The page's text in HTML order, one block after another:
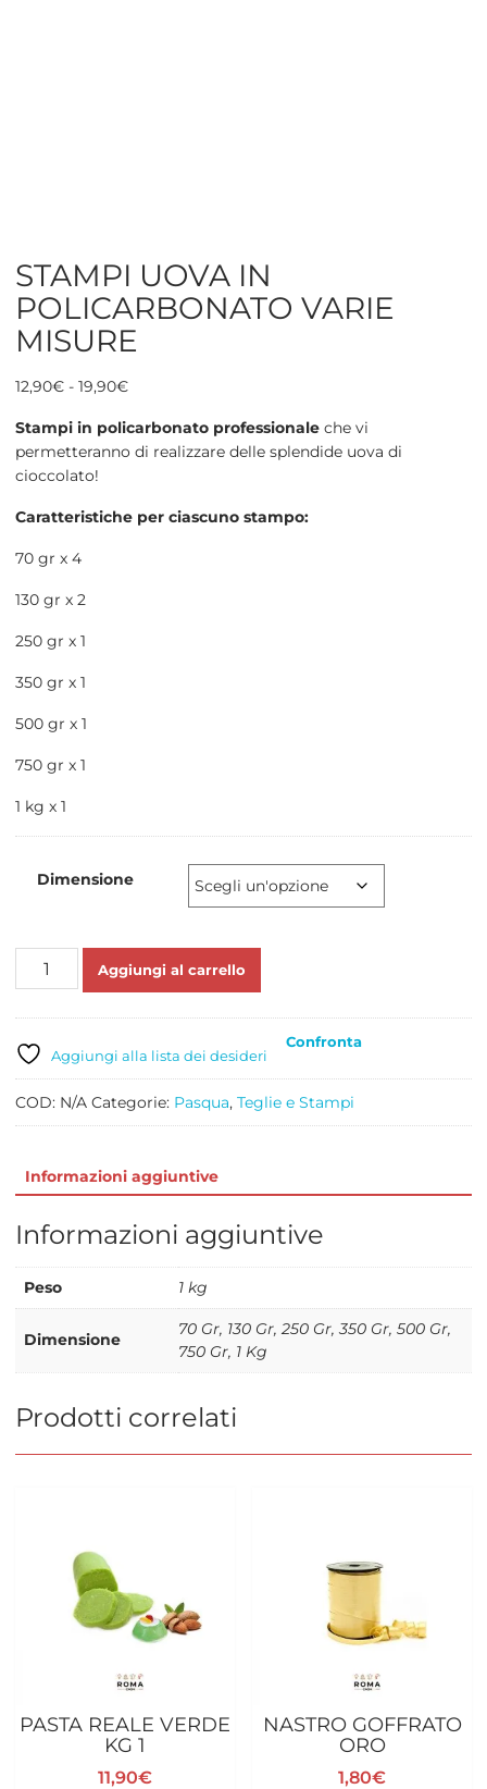
STAMPI UOVA IN
POLICARBONATO VARIE
MISURE
12,90€ - 19,90€Fascia
prezzo:
da
19,90€
Stampi in policarbonato professionaleche vi
permetteranno di realizzare delle splendide uova di
cioccolato!
Caratteristiche per ciascuno stampo:
70 gr x 4
130 gr x 2
250 gr x 1
350 gr x 1
500 gr x 1
750 gr x 1
1 kg x 1
Dimensione
STAMPI
VARIE
MISURE
quantità
Aggiungi al carrello
Aggiungi alla lista dei desideri
Confronta
COD: N/A Categorie: Pasqua, Teglie e Stampi
Informazioni aggiuntive
Informazioni aggiuntive
Peso 1 kg
Dimensione
70 Gr, 130 Gr, 250 Gr, 350 Gr, 500 Gr,
750 Gr, 1 Kg
Prodotti correlati
PASTA REALE VERDE
KG 1
11,90€
NASTRO GOFFRATO
ORO
1,80€